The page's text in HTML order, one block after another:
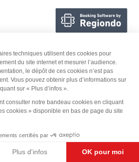
techniques utilisent des cookies pour
du site internet et mesurer l’audience.
le dépôt de ces cookies n’est pas
Vous pouvez obtenir plus d’informations sur
sur « Plus d’infos ».
consulter notre bandeau cookies en cliquant
cookies » disponible en bas de page du site
certifiés par
Plus d'infos OK pour moi